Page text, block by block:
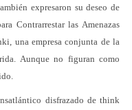
expresaron su deseo de
Contrarrestar las Amenazas
una empresa conjunta de la
Aunque no figuran como
disfrazado de think